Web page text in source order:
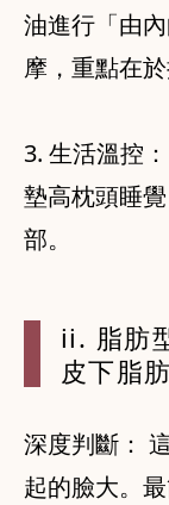
油進行「由
摩，重點在
3. 生活溫控
墊高枕頭睡
部。
ii. 脂肪
皮下脂
深度判斷：
起的臉大。